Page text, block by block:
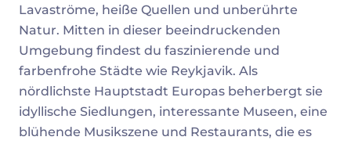
Lavaströme, heiße Quellen und unberührte
Natur. Mitten in dieser beeindruckenden
Umgebung findest du faszinierende und
farbenfrohe Städte wie Reykjavik. Als
nördlichste Hauptstadt Europas beherbergt sie
idyllische Siedlungen, interessante Museen, eine
blühende Musikszene und Restaurants, die es